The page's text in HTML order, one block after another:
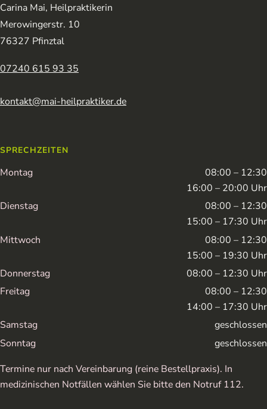
Carina Mai, Heilpraktikerin
Merowingerstr. 10
76327 Pfinztal
07240 615 93 35
kontakt@mai-heilpraktiker.de
SPRECHZEITEN
Montag
08:00 – 12:30
16:00 – 20:00 Uhr
Dienstag
08:00 – 12:30
15:00 – 17:30 Uhr
Mittwoch
08:00 – 12:30
15:00 – 19:30 Uhr
Donnerstag
08:00 – 12:30 Uhr
Freitag
08:00 – 12:30
14:00 – 17:30 Uhr
Samstag
geschlossen
Sonntag
geschlossen
Termine nur nach Vereinbarung (reine Bestellpraxis). In
medizinischen Notfällen wählen Sie bitte den Notruf 112.